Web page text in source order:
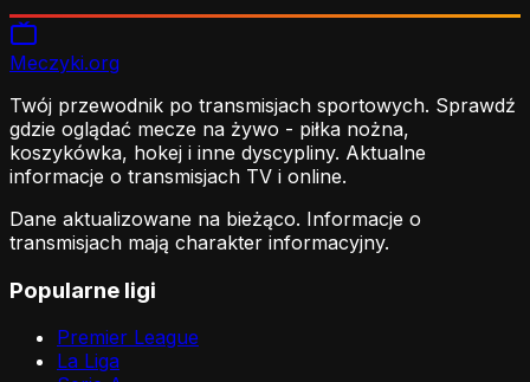
Meczyki.org
Twój przewodnik po transmisjach sportowych. Sprawdź
gdzie oglądać mecze na żywo - piłka nożna,
koszykówka, hokej i inne dyscypliny. Aktualne
informacje o transmisjach TV i online.
Dane aktualizowane na bieżąco. Informacje o
transmisjach mają charakter informacyjny.
Popularne ligi
Premier League
La Liga